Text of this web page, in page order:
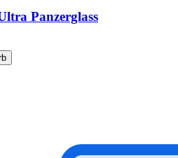
Panzerglass